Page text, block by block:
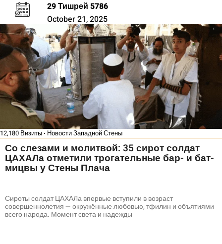
29 Тишрей 5786
October 21, 2025
12,180 Визиты Новости Западной Стены
Со слезами и молитвой: 35 сирот солдат
ЦАХАЛа отметили трогательные бар- и бат-
мицвы у Стены Плача
Сироты солдат ЦАХАЛа впервые вступили в возраст
совершеннолетия — окружённые любовью, тфилин и объятиями
всего народа. Момент света и надежды